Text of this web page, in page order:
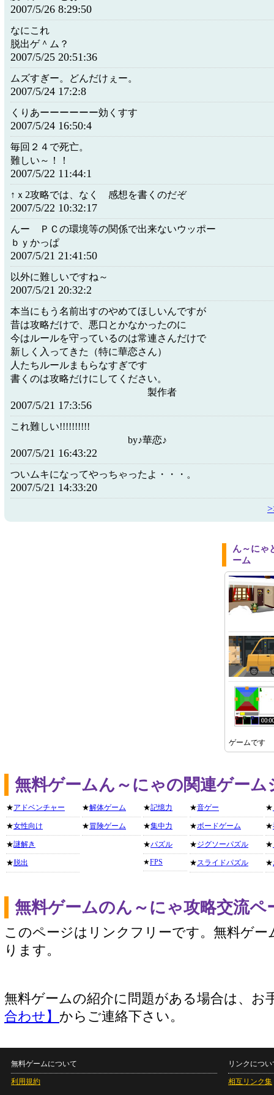
2007/5/26 8:29:50
なにこれ
脱出ゲ＾ム？
2007/5/25 20:51:36
ムズすぎー。どんだけぇー。
2007/5/24 17:2:8
くりあーーーーーー効くすす
2007/5/24 16:50:4
毎回２４で死亡。
難しい～！！
2007/5/22 11:44:1
↑ｘ2攻略では、なく 感想を書くのだぞ
2007/5/22 10:32:17
んー ＰＣの環境等の関係で出来ないウッポー
ｂｙかっぱ
2007/5/21 21:41:50
以外に難しいですね～
2007/5/21 20:32:2
本当にもう名前出すのやめてほしいんですが
昔は攻略だけで、悪口とかなかったのに
今はルールを守っているのは常連さんだけで
新しく入ってきた（特に華恋さん）
人たちルールまもらなすぎです
書くのは攻略だけにしてください。
製作者
2007/5/21 17:3:56
これ難しい!!!!!!!!!!
by♪華恋♪
2007/5/21 16:43:22
ついムキになってやっちゃったよ・・・。
2007/5/21 14:33:20
ん～にゃ
ーム
ゲームです
無料ゲームん～にゃの関連ゲーム
★アドベンチャー
★女性向け
★謎解き
★ 脱出
★解体ゲーム
★冒険ゲーム
★記憶力
★集中力
★パズル
★FPS
★音ゲー
★ボードゲーム
★ジグソーパズル
★スライドパズル
★
★
★
★
無料ゲームのん～にゃ攻略交流ペ
このページはリンクフリーです。無料ゲー
ります。
無料ゲームの紹介に問題がある場合は、お
合わせ】 からご連絡下さい。
無料ゲームについて
利用規約
リンクについ
相互リンク集